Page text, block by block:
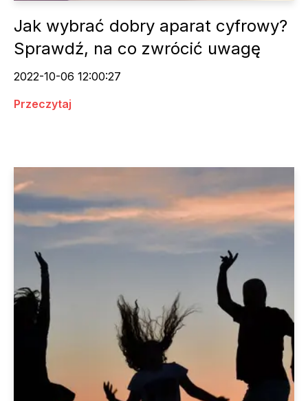
Jak wybrać dobry aparat cyfrowy?
Sprawdź, na co zwrócić uwagę
2022-10-06 12:00:27
Przeczytaj